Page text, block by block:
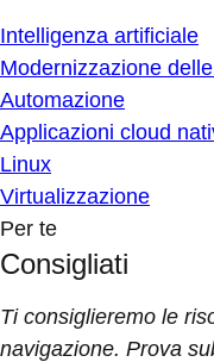
Intelligenza artificiale
Modernizzazione
Automazione
Applicazioni cloud
Linux
Virtualizzazione
Per te
Consigliati
Ti consiglieremo le
navigazione. Prova